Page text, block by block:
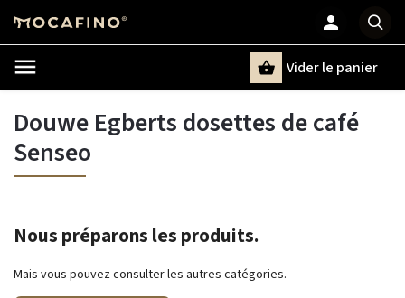
Chercher
Vider le panier
Douwe Egberts dosettes de café
Senseo
Nous préparons les produits.
Mais vous pouvez consulter les autres catégories.